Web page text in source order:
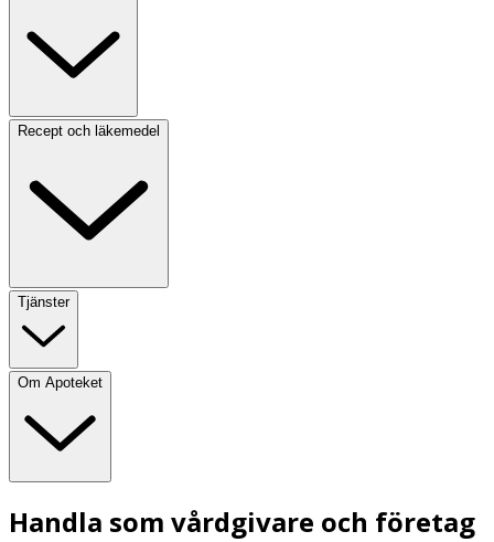
Recept och läkemedel
Tjänster
Om Apoteket
Handla som vårdgivare och företag